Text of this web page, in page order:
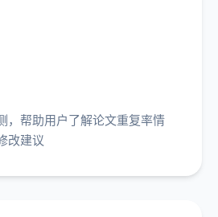
，帮助用户了解论文重复率情
改建议